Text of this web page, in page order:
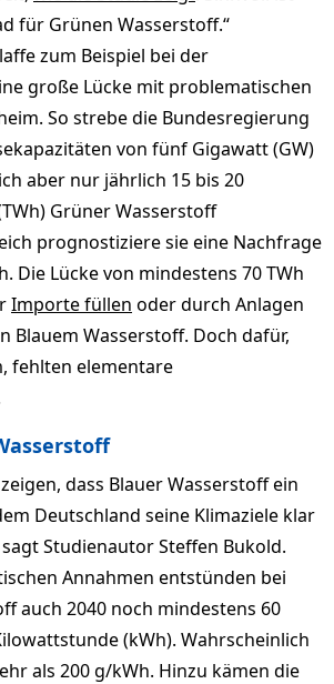
für Grünen Wasserstoff.“
zum Beispiel bei der
große Lücke mit problematischen
So strebe die Bundesregierung
von fünf Gigawatt (GW)
aber nur jährlich 15 bis 20
Grüner Wasserstoff
prognostiziere sie eine Nachfrage
Die Lücke von mindestens 70 TWh
Importe füllen oder durch Anlagen
Blauem Wasserstoff. Doch dafür,
fehlten elementare
dass Blauer Wasserstoff ein
Deutschland seine Klimaziele klar
Studienautor Steffen Bukold.
Annahmen entstünden bei
auch 2040 noch mindestens 60
(kWh). Wahrscheinlich
als 200 g/kWh. Hinzu kämen die